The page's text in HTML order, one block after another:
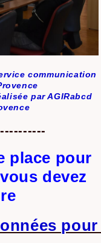
communication
par AGIRabcd
place pour
devez